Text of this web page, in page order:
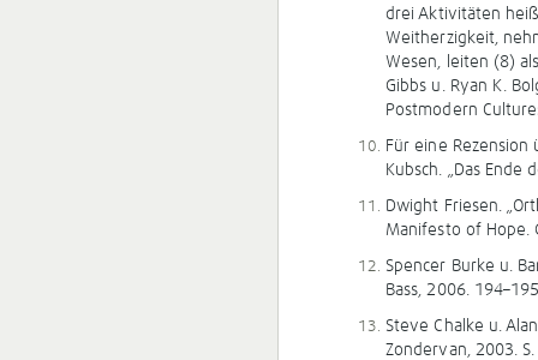
drei Aktivitäten
Weitherzigkeit,
Wesen, leiten (8)
Gibbs u. Ryan K.
Postmodern
Für eine Rezension
Kubsch. „Das
Dwight Friesen.
Manifesto of Hope.
Spencer Burke u.
Bass, 2006.
Steve Chalke u.
Zondervan, 2003.